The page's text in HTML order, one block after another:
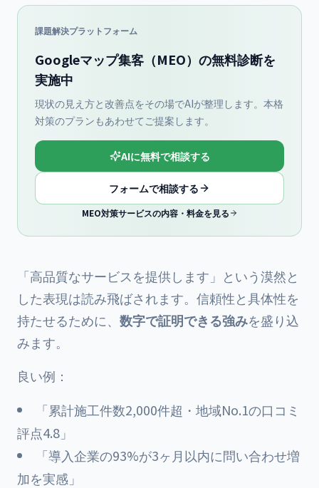
課題解決プラットフォーム
Googleマップ集客（MEO）の無料診断を
実施中
現状の見え方と改善点をその場でAIが整理します。本格
対策のプランもあわせてご提案します。
AIに無料で相談する
フォームで相談する
MEO対策サービスの内容・料金を見る
「高品質なサービスを提供します」という漠然と
した表現は読み飛ばされます。信頼性と具体性を
持たせるために、 数字で証明できる強みを盛り込
みます。
良い例：
「累計施工件数2,000件超・地域No.1の口コミ
評点4.8」
「導入企業の93%が3ヶ月以内に問い合わせ増
加を実感」